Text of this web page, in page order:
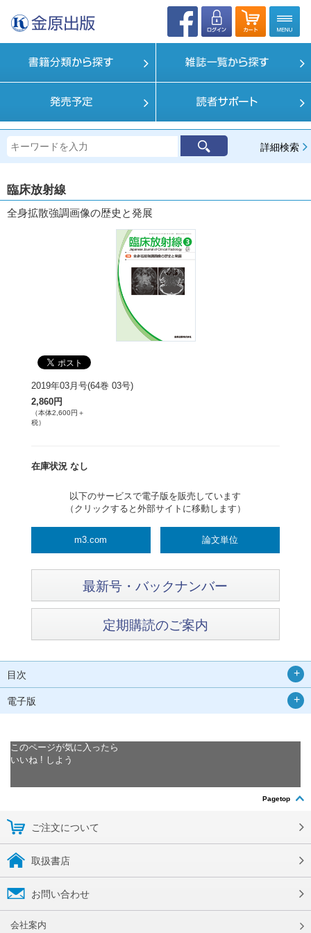
詳細検索
臨床放射線
全身拡散強調画像の歴史と発展
2019年03月号(64巻 03号)
2,860円
（本体2,600円＋
税）
在庫状況 なし
以下のサービスで電子版を販売しています
（クリックすると外部サイトに移動します）
m3.com 論文単位
最新号・バックナンバー
定期購読のご案内
目次
電子版
このページが気に入ったら
いいね ! しよう
Pagetop
ご注文について
取扱書店
お問い合わせ
会社案内